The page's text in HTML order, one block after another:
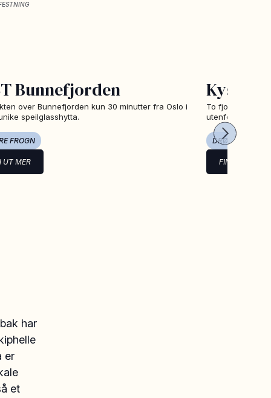
Bunnefjorden
over Bunnefjorden kun 30 minutter fra Oslo i
speilglasshytta.
FROGN
UT MER
To fjordnære
utenfor Drøbak.
DRØBAK
FINN UT MER
har
er
et